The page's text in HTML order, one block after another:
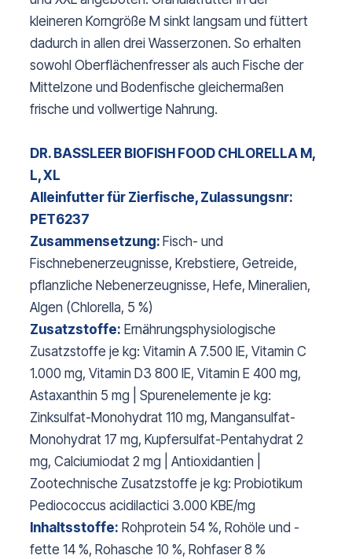
kleineren Korngröße M sinkt langsam und füttert
dadurch in allen drei Wasserzonen. So erhalten
sowohl Oberflächenfresser als auch Fische der
Mittelzone und Bodenfische gleichermaßen
frische und vollwertige Nahrung.
DR. BASSLEER BIOFISH FOOD CHLORELLA M,
L, XL
Alleinfutter für Zierfische, Zulassungsnr:
PET6237
Zusammensetzung: Fisch- und
Fischnebenerzeugnisse, Krebstiere, Getreide,
pflanzliche Nebenerzeugnisse, Hefe, Mineralien,
Algen (Chlorella, 5 %)
Zusatzstoffe: Ernährungsphysiologische
Zusatzstoffe je kg: Vitamin A 7.500 IE, Vitamin C
1.000 mg, Vitamin D3 800 IE, Vitamin E 400 mg,
Astaxanthin 5 mg | Spurenelemente je kg:
Zinksulfat-Monohydrat 110 mg, Mangansulfat-
Monohydrat 17 mg, Kupfersulfat-Pentahydrat 2
mg, Calciumiodat 2 mg | Antioxidantien |
Zootechnische Zusatzstoffe je kg: Probiotikum
Pediococcus acidilactici 3.000 KBE/mg
Inhaltsstoffe: Rohprotein 54 %, Rohöle und -
fette 14 %, Rohasche 10 %, Rohfaser 8 %